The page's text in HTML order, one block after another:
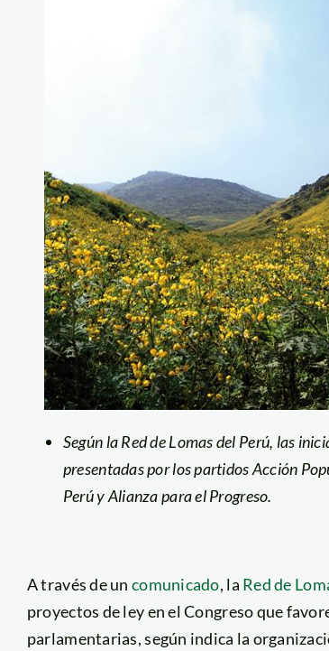
Según la Red de Lomas del Perú, las
presentadas por los partidos Acción
Perú y Alianza para el Progreso.
A través de uncomunicado, la Red de
proyectos de ley en el Congreso que
parlamentarias, según indica la